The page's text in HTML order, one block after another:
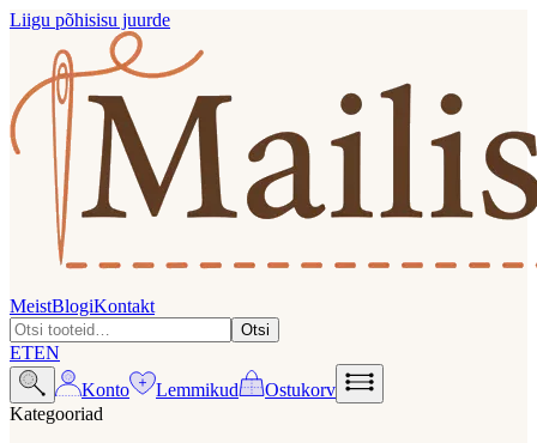
Liigu põhisisu juurde
MeistBlogiKontakt
Otsi
ETEN
Konto
Lemmikud
Ostukorv
Kategooriad